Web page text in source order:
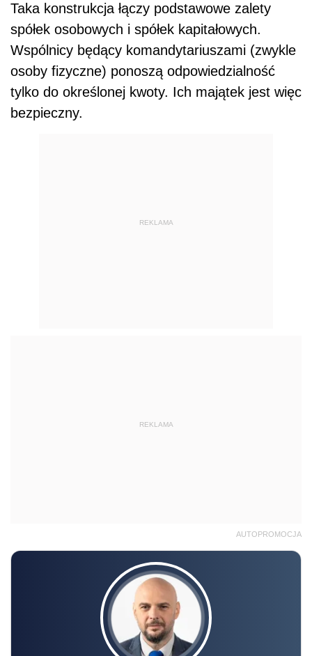
Taka konstrukcja łączy podstawowe zalety
spółek osobowych i spółek kapitałowych.
Wspólnicy będący komandytariuszami (zwykle
osoby fizyczne) ponoszą odpowiedzialność
tylko do określonej kwoty. Ich majątek jest więc
bezpieczny.
REKLAMA
REKLAMA
AUTOPROMOCJA